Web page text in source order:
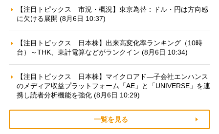
【注目トピックス 市況・概況】東京為替：ドル・円は方向感
に欠ける展開 (8月6日 10:37)
【注目トピックス 日本株】出来高変化率ランキング（10時
台）～THK、東計電算などがランクイン (8月6日 10:34)
【注目トピックス 日本株】マイクロアド—子会社エンハンス
のメディア収益プラットフォーム「AE」と「UNIVERSE」を連
携し読者分析機能を強化 (8月6日 10:29)
一覧を見る